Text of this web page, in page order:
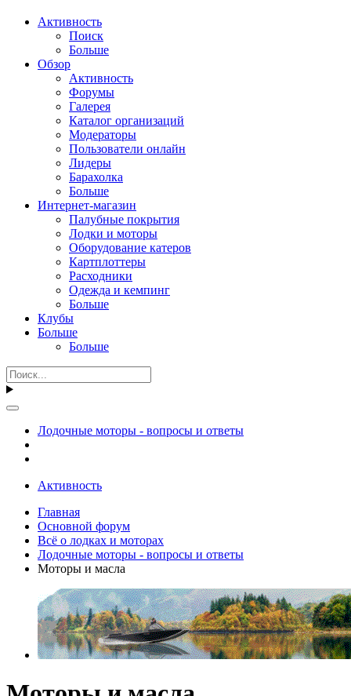
Активность
Поиск
Больше
Обзор
Активность
Форумы
Галерея
Каталог организаций
Модераторы
Пользователи онлайн
Лидеры
Барахолка
Больше
Интернет-магазин
Палубные покрытия
Лодки и моторы
Оборудование катеров
Картплоттеры
Расходники
Одежда и кемпинг
Больше
Клубы
Больше
Больше
Лодочные моторы - вопросы и ответы
Активность
Главная
Основной форум
Всё о лодках и моторах
Лодочные моторы - вопросы и ответы
Моторы и масла